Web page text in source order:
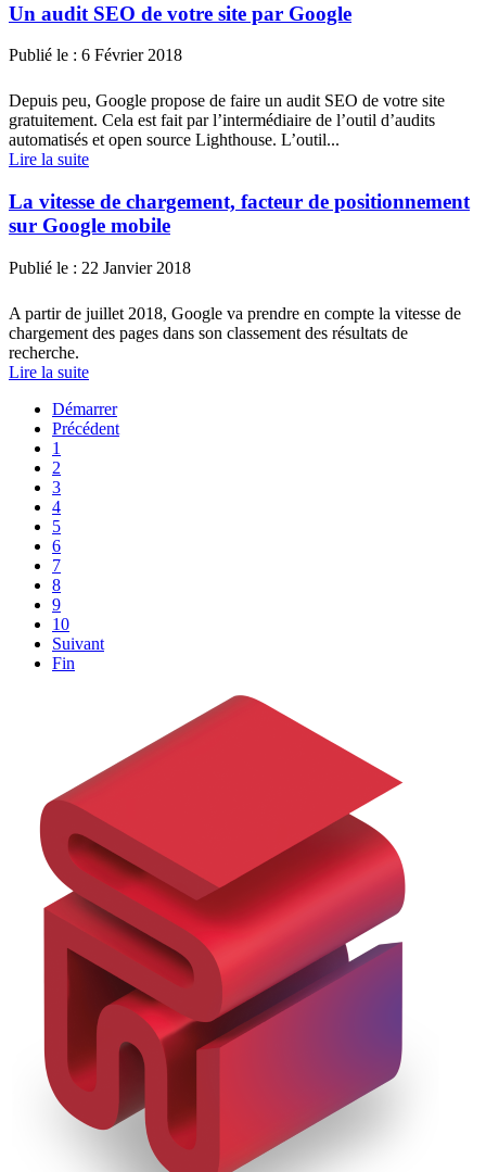
Un audit SEO de votre site par Google
Publié le : 6 Février 2018
Depuis peu, Google propose de faire un audit SEO de votre site
gratuitement. Cela est fait par l’intermédiaire de l’outil d’audits
automatisés et open source Lighthouse. L’outil...
Lire la suite
La vitesse de chargement, facteur de positionnement
sur Google mobile
Publié le : 22 Janvier 2018
A partir de juillet 2018, Google va prendre en compte la vitesse de
chargement des pages dans son classement des résultats de
recherche.
Lire la suite
Démarrer
Précédent
1
2
3
4
5
6
7
8
9
10
Suivant
Fin